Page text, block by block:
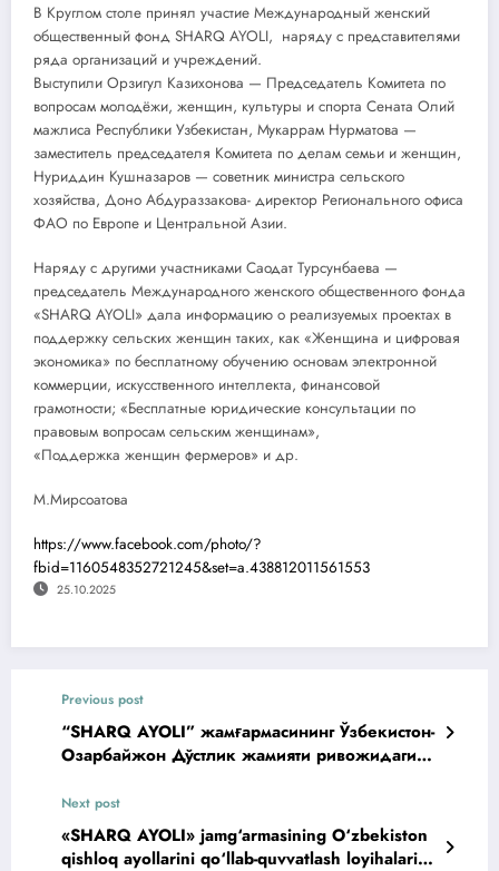
В Круглом столе принял участие Международный женский
общественный фонд SHARQ AYOLI, наряду с представителями
ряда организаций и учреждений.
Выступили Орзигул Казихонова — Председатель Комитета по
вопросам молодёжи, женщин, культуры и спорта Сената Олий
мажлиса Республики Узбекистан, Мукаррам Нурматова —
заместитель председателя Комитета по делам семьи и женщин,
Нуриддин Кушназаров — советник министра сельского
хозяйства, Доно Абдураззакова- директор Регионального офиса
ФАО по Европе и Центральной Азии.
Наряду с другими участниками Саодат Турсунбаева —
председатель Международного женского общественного фонда
«SHARQ AYOLI» дала информацию о реализуемых проектах в
поддержку сельских женщин таких, как «Женщина и цифровая
экономика» по бесплатному обучению основам электронной
коммерции, искусственного интеллекта, финансовой
грамотности; «Бесплатные юридические консультации по
правовым вопросам сельским женщинам»,
«Поддержка женщин фермеров» и др.
М.Мирсоатова
https://www.facebook.com/photo/?
fbid=1160548352721245&set=a.438812011561553
25.10.2025
Previous post
“SHARQ AYOLI” жамғармасининг Ўзбекистон-
Озарбайжон Дўстлик жамияти ривожидаги
Next post
«SHARQ AYOLI» jamg‘armasining O‘zbekiston
qishloq ayollarini qo‘llab-quvvatlash loyihalari